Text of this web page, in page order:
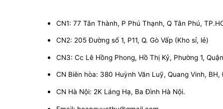
CN1: 77 Tân Thành, P Phú Thạnh, Q Tân Phú,
CN2: 205 Đường số 1, P11, Q. Gò Vấp (Kho sỉ, lẻ)
CN3: Cc Lê Hồng Phong, Hồ Thị Kỷ, Phường 1,
CN Biên hòa: 380 Huỳnh Văn Luỹ, Quang Vinh, BH,
CN Hà Nội: 2K Láng Hạ, Ba Đình Hà Nội.